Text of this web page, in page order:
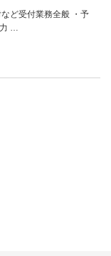
ど受付業務全般 ・予
…